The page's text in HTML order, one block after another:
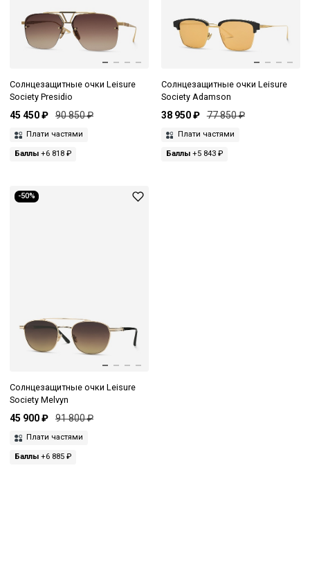
Солнцезащитные очки Leisure
Society Presidio
45 450 ₽ 90 850 ₽
Плати частями
Баллы +6 818 ₽
Солнцезащитные очки Leisure
Society Adamson
38 950 ₽ 77 850 ₽
Плати частями
Баллы+5 843 ₽
-50%
Солнцезащитные очки Leisure
Society Melvyn
45 900 ₽ 91 800 ₽
Плати частями
Баллы +6 885 ₽